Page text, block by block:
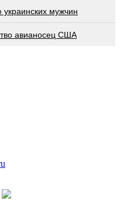
мужчин
авианосец США